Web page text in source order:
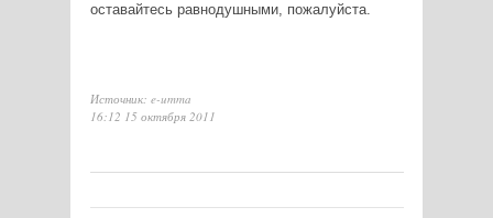
оставайтесь равнодушными, пожалуйста.
Источник: e-umma
16:12 15 октября 2011